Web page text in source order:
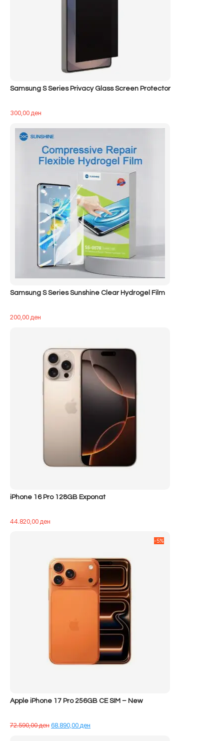
Samsung S Series Privacy Glass Screen Protector
300,00ден
Samsung S Series Sunshine Clear Hydrogel Film
200,00ден
iPhone 16 Pro 128GB Exponat
44.820,00ден
Apple iPhone 17 Pro 256GB CE SIM – New
72.590,00денÇmimi
68.890,00ден
-5%